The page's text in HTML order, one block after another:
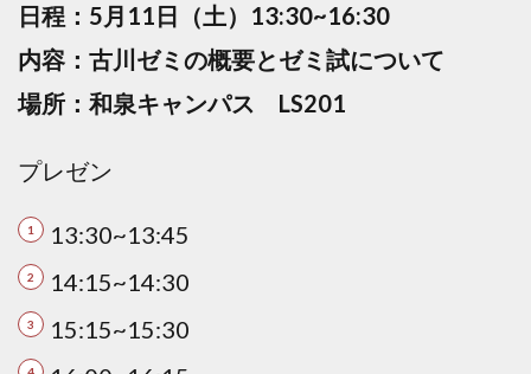
日程：5月11日（土）13:30~16:30
内容：古川ゼミの概要とゼミ試について
場所：和泉キャンパス LS201
プレゼン
13:30~13:45
14:15~14:30
15:15~15:30